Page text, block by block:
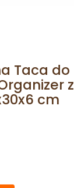
Taca do
z
cm